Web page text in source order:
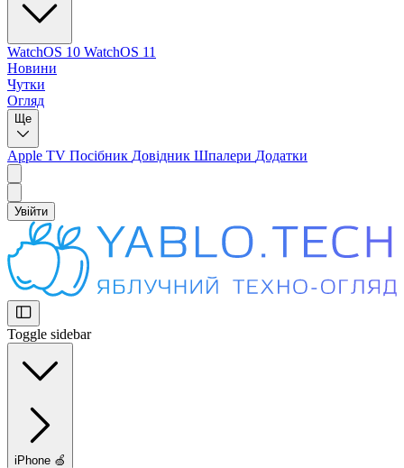
WatchOS 10 WatchOS 11
Новини
Чутки
Огляд
Ще
Apple TV Посібник Довідник Шпалери Додатки
Увійти
Toggle sidebar
iPhone 🍏